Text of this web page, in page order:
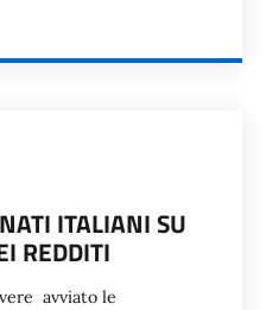
ITALIANI SU
REDDITI
avviato le